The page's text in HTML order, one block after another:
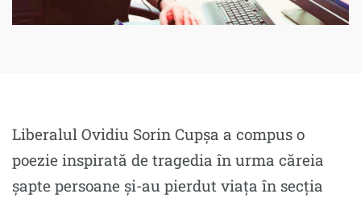
Liberalul Ovidiu Sorin Cupșa a compus o
poezie inspirată de tragedia în urma căreia
șapte persoane și-au pierdut viața în secția